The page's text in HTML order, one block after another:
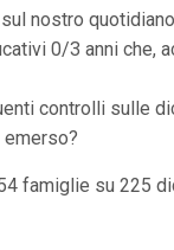
nostro
0/3 anni che,
controlli sulle
famiglie su 225